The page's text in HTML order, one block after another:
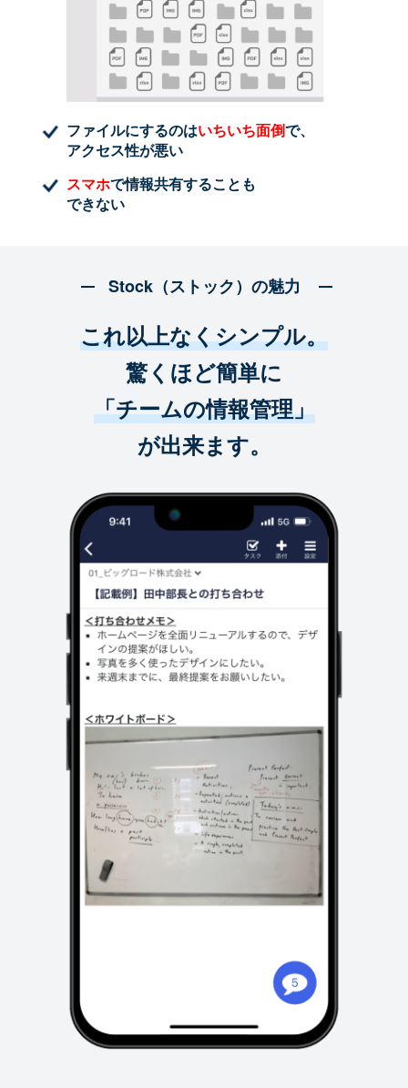
ファイルにするのはいちいち面倒で、
アクセス性が悪い
スマホで情報共有することも
できない
Stock（ストック）の魅力
これ以上なくシンプル。
驚くほど簡単に
「チームの情報管理」
が出来ます。